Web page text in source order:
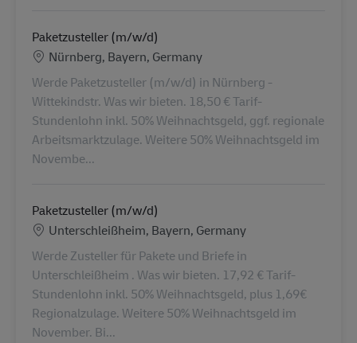
Paketzusteller (m/w/d)
Locatie
Nürnberg, Bayern, Germany
Werde Paketzusteller (m/w/d) in Nürnberg -
Wittekindstr. Was wir bieten. 18,50 € Tarif-
Stundenlohn inkl. 50% Weihnachtsgeld, ggf. regionale
Arbeitsmarktzulage. Weitere 50% Weihnachtsgeld im
Novembe...
Paketzusteller (m/w/d)
Locatie
Unterschleißheim, Bayern, Germany
Werde Zusteller für Pakete und Briefe in
Unterschleißheim . Was wir bieten. 17,92 € Tarif-
Stundenlohn inkl. 50% Weihnachtsgeld, plus 1,69€
Regionalzulage. Weitere 50% Weihnachtsgeld im
November. Bi...